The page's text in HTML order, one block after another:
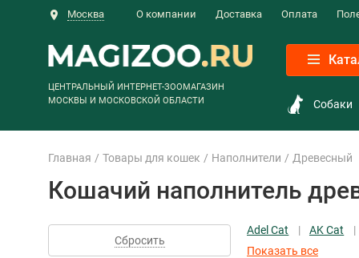
Москва О компании Доставка Оплата
ЦЕНТРАЛЬНЫЙ ИНТЕРНЕТ-ЗООМАГАЗИН
МОСКВЫ И МОСКОВСКОЙ ОБЛАСТИ
Собаки
Главная Товары для кошек Наполнители Древесный
Кошачий наполнитель
Сбросить
Adel Cat AK Cat
Показать все